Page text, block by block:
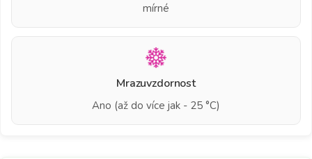
mírné
Mrazuvzdornost
Ano (až do více jak - 25 °C)